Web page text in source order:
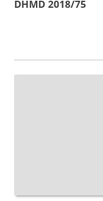
DHMD 2018/75